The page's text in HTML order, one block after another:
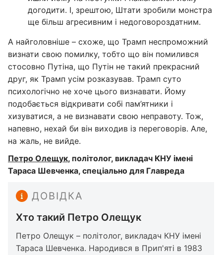
догодити. І, зрештою, Штати зробили монстра
ще більш агресивним і недоговороздатним.
А найголовніше – схоже, що Трамп неспроможний
визнати свою помилку, тобто що він помилився
стосовно Путіна, що Путін не такий прекрасний
друг, як Трамп усім розказував. Трамп суто
психологічно не хоче цього визнавати. Йому
подобається відкривати собі пам’ятники і
хизуватися, а не визнавати свою неправоту. Тож,
напевно, нехай би він виходив із переговорів. Але,
на жаль, не вийде.
Петро Олещук, політолог, викладач КНУ імені
Тараса Шевченка, спеціально для Главреда
ДОВІДКА
Хто такий Петро Олещук
Петро Олещук – політолог, викладач КНУ імені
Тараса Шевченка. Народився в Прип'яті в 1983